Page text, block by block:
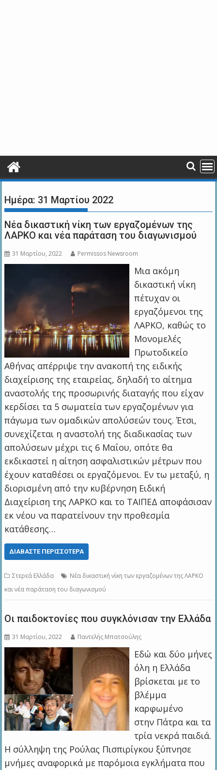
Ημέρα: 31 Μαρτίου 2022
Νέα δικαστική νίκη των εργαζομένων της
ΛΑΡΚΟ και νέα παράταση του διαγωνισμού
31 Μαρτίου, 2022 Permissos Newsroom
Μια ακόμη
δικαστική νίκη
πέτυχαν οι
εργαζόμενοι της
ΛΑΡΚΟ, καθώς το
Μονομελές
Πρωτοδικείο
Αθήνας απέρριψε την ανακοπή της ειδικής
διαχείρισης της εταιρείας, δηλαδή το αίτημα
αναστολής της προσωρινής διαταγής που είχαν
κερδίσει τα 5 σωματεία των εργαζομένων για
πάγωμα των ομαδικών απολύσεών τους. Έτσι,
συνεχίζεται η αναστολή της διαδικασίας των
απολύσεων μέχρι τις 6 Μαΐου, οπότε θα
εκδικαστεί η αίτηση ασφαλιστικών μέτρων που
έχουν καταθέσει οι εργαζόμενοι. Εν τω μεταξύ, η
διορισμένη από την κυβέρνηση Ειδική
Διαχείριση της ΛΑΡΚΟ και το ΤΑΙΠΕΔ αποφάσισαν
εκ νέου να παρατείνουν την προθεσμία
κατάθεσης…
ΔΙΑΒΆΣΤΕ ΠΕΡΙΣΣΌΤΕΡΑ
Στερεά Ελλάδα
Νέα δικαστική νίκη των εργαζομένων της ΛΑΡΚΟ
και νέα παράταση του διαγωνισμού
Οι παιδοκτονίες που συγκλόνισαν την Ελλάδα
31 Μαρτίου, 2022 Παντελής Μπατσούλης
Εδώ και δύο μήνες
όλη η Ελλάδα
βρίσκεται με το
βλέμμα
καρφωμένο
στην Πάτρα και τα
τρία νεκρά παιδιά.
Η σύλληψη της Ρούλας Πισπιρίγκου ξύπνησε
μνήμες αναφορικά με παρόμοια εγκλήματα που